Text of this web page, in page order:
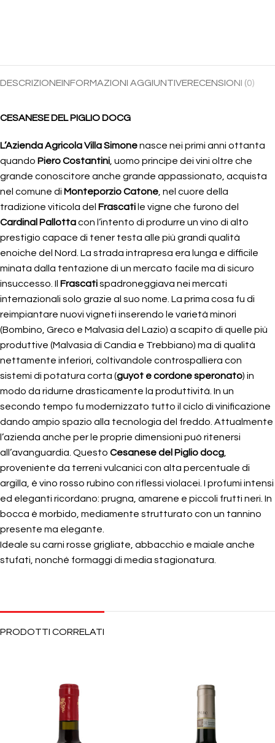
DESCRIZIONEINFORMAZIONI AGGIUNTIVERECENSIONI (0)
CESANESE DEL PIGLIO DOCG
L’Azienda Agricola Villa Simonenasce nei primi anni ottanta
quando Piero Costantini , uomo principe dei vini oltre che
grande conoscitore anche grande appassionato, acquista
nel comune di Monteporzio Catone , nel cuore della
tradizione viticola del Frascati le vigne che furono del
Cardinal Pallottacon l’intento di produrre un vino di alto
prestigio capace di tener testa alle più grandi qualità
enoiche del Nord. La strada intrapresa era lunga e difficile
minata dalla tentazione di un mercato facile ma di sicuro
insuccesso. Il Frascatispadroneggiava nei mercati
internazionali solo grazie al suo nome. La prima cosa fu di
reimpiantare nuovi vigneti inserendo le varietà minori
(Bombino, Greco e Malvasia del Lazio) a scapito di quelle più
produttive (Malvasia di Candia e Trebbiano) ma di qualità
nettamente inferiori, coltivandole controspalliera con
sistemi di potatura corta (guyot e cordone speronato) in
modo da ridurne drasticamente la produttività. In un
secondo tempo fu modernizzato tutto il ciclo di vinificazione
dando ampio spazio alla tecnologia del freddo. Attualmente
l’azienda anche per le proprie dimensioni può ritenersi
all’avanguardia. Questo Cesanese del Pigliodocg
proveniente da terreni vulcanici con alta percentuale di
argilla, è vino rosso rubino con riflessi violacei. I profumi intensi
ed eleganti ricordano: prugna, amarene e piccoli frutti neri. In
bocca è morbido, mediamente strutturato con un tannino
presente ma elegante.
Ideale su carni rosse grigliate, abbacchio e maiale anche
stufati, nonché formaggi di media stagionatura.
PRODOTTI CORRELATI